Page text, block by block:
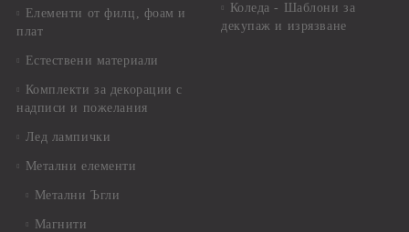
Елементи от филц, фоам и
плат
Естествени материали
Комплекти за декорации с
надписи и пожелания
Лед лампички
Метални елементи
Метални Ъгли
Магнити
Коледа - Шаблони за
декупаж и изрязване